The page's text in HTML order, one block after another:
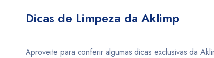
Dicas de Limpeza da Aklimp
Aproveite para conferir algumas dicas exclusivas da